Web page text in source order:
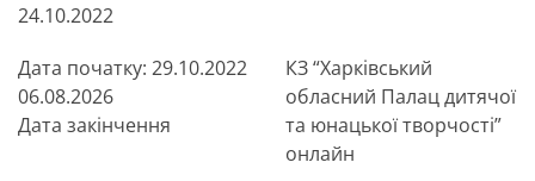
24.10.2022
Дата початку: 29.10.2022
06.08.2026
Дата закінчення
КЗ “Харківський
обласний Палац дитячої
та юнацької творчості”
онлайн